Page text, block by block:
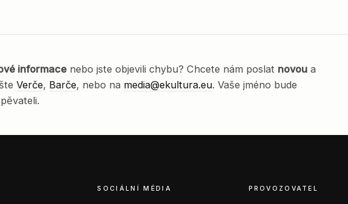
informace nebo jste objevili chybu? Chcete nám poslat novou a
Verče, Barče, nebo na media@ekultura.eu. Vaše jméno bude
SOCIÁLNÍ MÉDIA PROVOZOVATEL